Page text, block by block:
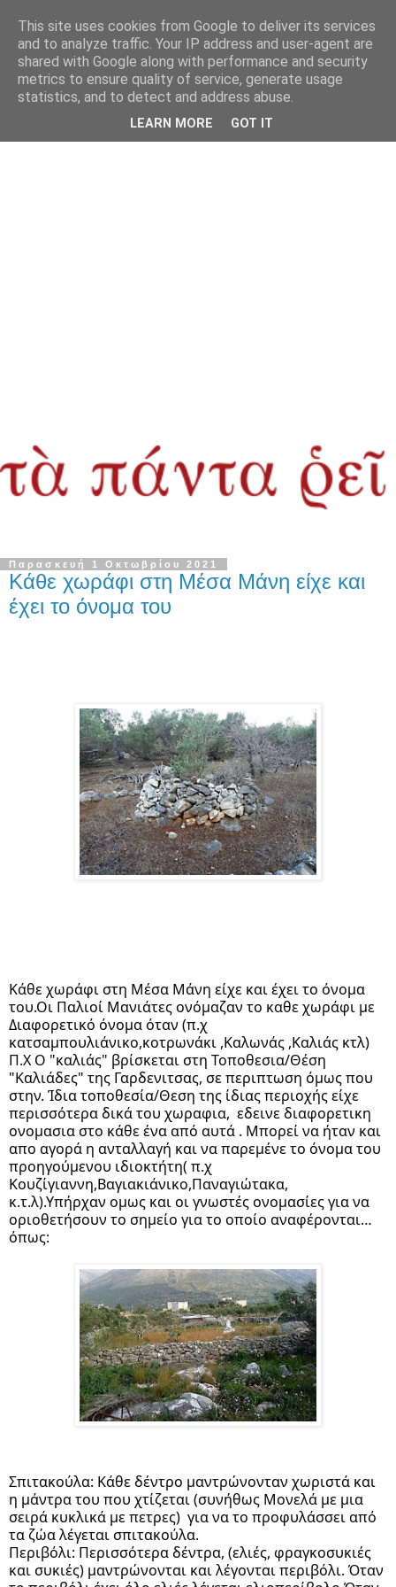
Παρασκευή 1 Οκτωβρίου 2021
Κάθε χωράφι στη Μέσα Μάνη είχε και
έχει το όνομα του
Κάθε χωράφι στη Μέσα Μάνη είχε και έχει το όνομα
του.Οι Παλιοί Μανιάτες ονόμαζαν το καθε χωράφι με
Διαφορετικό όνομα όταν (π.χ
κατσαμπουλιάνικο,κοτρωνάκι ,Καλωνάς ,Καλιάς κτλ)
Π.Χ Ο "καλιάς" βρίσκεται στη Τοποθεσια/Θέση
"Καλιάδες" της Γαρδενιτσας, σε περιπτωση όμως που
στην. Ίδια τοποθεσία/Θεση της ίδιας περιοχής είχε
περισσότερα δικά του χωραφια,  εδεινε διαφορετικη
ονομασια στο κάθε ένα από αυτά . Μπορεί να ήταν και
απο αγορά η ανταλλαγή και να παρεμένε το όνομα του
προηγούμενου ιδιοκτήτη( π.χ
Κουζίγιαννη,Βαγιακιάνικο,Παναγιώτακα,
κ.τ.λ).Υπήρχαν ομως και οι γνωστές ονομασίες για να
οριοθετήσουν το σημείο για το οποίο αναφέρονται…
όπως:
Σπιτακούλα: Κάθε δέντρο μαντρώνονταν χωριστά και
η μάντρα του που χτίζεται (συνήθως Μονελά με μια
σειρά κυκλικά με πετρες)  για να το προφυλάσσει από
τα ζώα λέγεται σπιτακούλα.
Περιβόλι: Περισσότερα δέντρα, (ελιές, φραγκοσυκιές
και συκιές) μαντρώνονται και λέγονται περιβόλι. Όταν
This site uses cookies from Google to deliver its services
and to analyze traffic. Your IP address and user-agent are
shared with Google along with performance and security
metrics to ensure quality of service, generate usage
statistics, and to detect and address abuse.
LEARN MORE GOT IT